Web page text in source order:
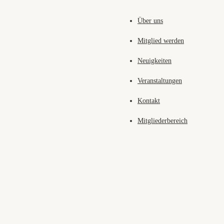
Über uns
Mitglied werden
Neuigkeiten
Veranstaltungen
Kontakt
Mitgliederbereich